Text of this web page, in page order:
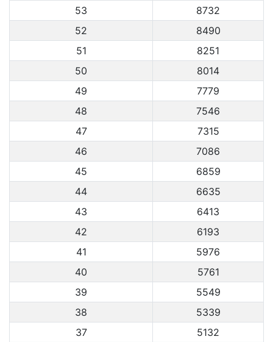
53
8732
52
8490
51
8251
50
8014
49
7779
48
7546
47
7315
46
7086
45
6859
44
6635
43
6413
42
6193
41
5976
40
5761
39
5549
38
5339
37
5132